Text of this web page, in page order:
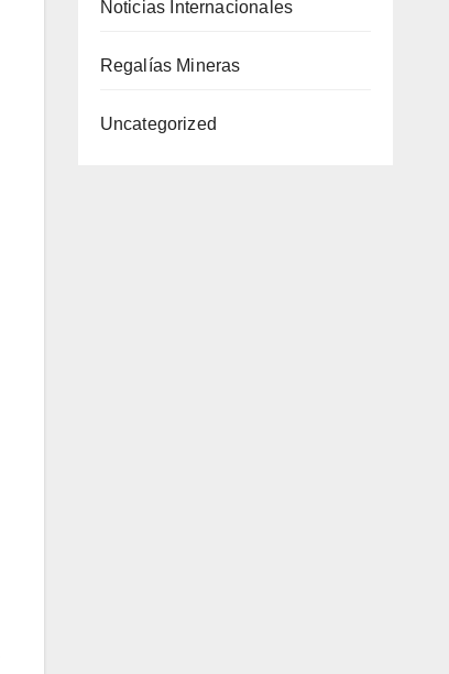
Noticias Internacionales
Regalías Mineras
Uncategorized